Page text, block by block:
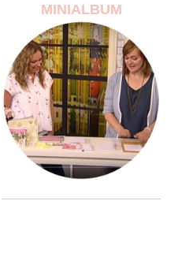
MINIALBUM